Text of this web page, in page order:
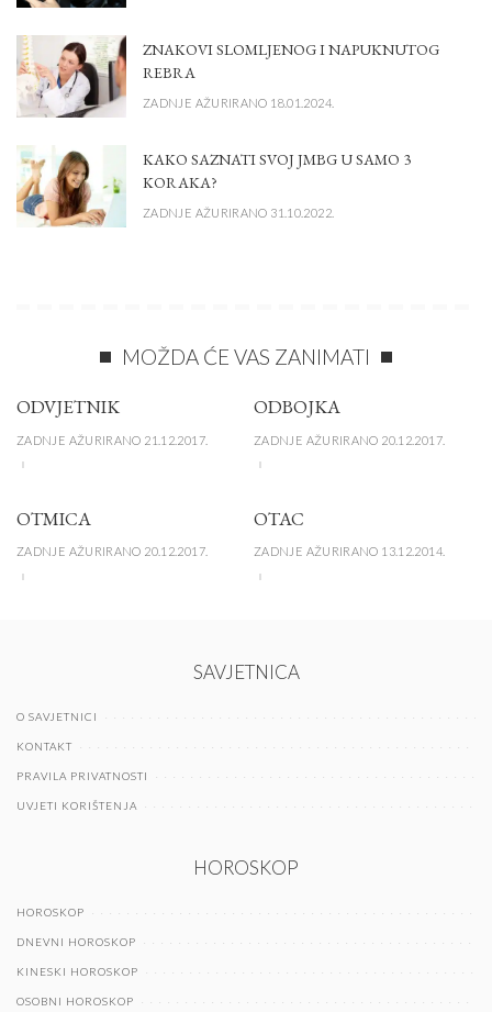
ZNAKOVI SLOMLJENOG I NAPUKNUTOG
REBRA
ZADNJE AŽURIRANO 18.01.2024.
KAKO SAZNATI SVOJ JMBG U SAMO 3
KORAKA?
ZADNJE AŽURIRANO 31.10.2022.
MOŽDA ĆE VAS ZANIMATI
ODVJETNIK
ZADNJE AŽURIRANO 21.12.2017.
ODBOJKA
ZADNJE AŽURIRANO 20.12.2017.
OTMICA
ZADNJE AŽURIRANO 20.12.2017.
OTAC
ZADNJE AŽURIRANO 13.12.2014.
SAVJETNICA
O SAVJETNICI
KONTAKT
PRAVILA PRIVATNOSTI
UVJETI KORIŠTENJA
HOROSKOP
HOROSKOP
DNEVNI HOROSKOP
KINESKI HOROSKOP
OSOBNI HOROSKOP